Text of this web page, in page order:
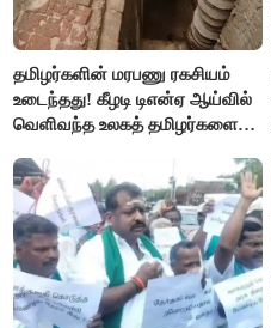
தமிழர்களின் மரபணு ரகசியம்
உடைந்தது! கீழடி டிஎன்ஏ ஆய்வில்
வெளிவந்த உலகத் தமிழர்களை